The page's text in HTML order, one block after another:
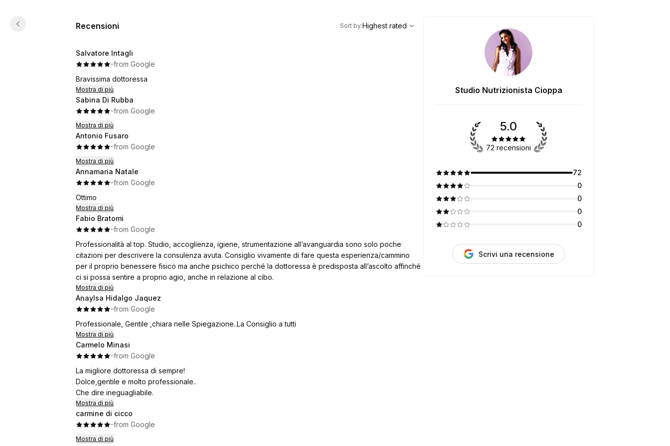
Recensioni
Highest rated
Sort by:Highest rated
Salvatore Intagli
··from Google
Bravissima dottoressa
Mostra di più
Sabina Di Rubba
··from Google
Mostra di più
Antonio Fusaro
··from Google
Mostra di più
Annamaria Natale
··from Google
Ottimo
Mostra di più
Fabio Bratomi
··from Google
Professionalità al top. Studio, accoglienza, igiene, strumentazione all’avanguardia sono solo poche
citazioni per descrivere la consulenza avuta. Consiglio vivamente di fare questa esperienza/cammino
per il proprio benessere fisico ma anche psichico perché la dottoressa è predisposta all’ascolto affinché
ci si possa sentire a proprio agio, anche in relazione al cibo.
Mostra di più
Anaylsa Hidalgo Jaquez
··from Google
Professionale, Gentile ,chiara nelle Spiegazione..La Consiglio a tutti
Mostra di più
Carmelo Minasi
··from Google
La migliore dottoressa di sempre!
Dolce,gentile e molto professionale..
Che dire ineguagliabile.
Mostra di più
carmine di cicco
··from Google
Mostra di più
Studio Nutrizionista Cioppa
5.0
72 recensioni
72
0
0
0
0
Scrivi una recensione